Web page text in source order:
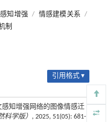
知增强 / 情感建模关系
/
制
引用格式 ▾
知增强网络的图像情感迁
科学版） , 2025, 51(05): 681-